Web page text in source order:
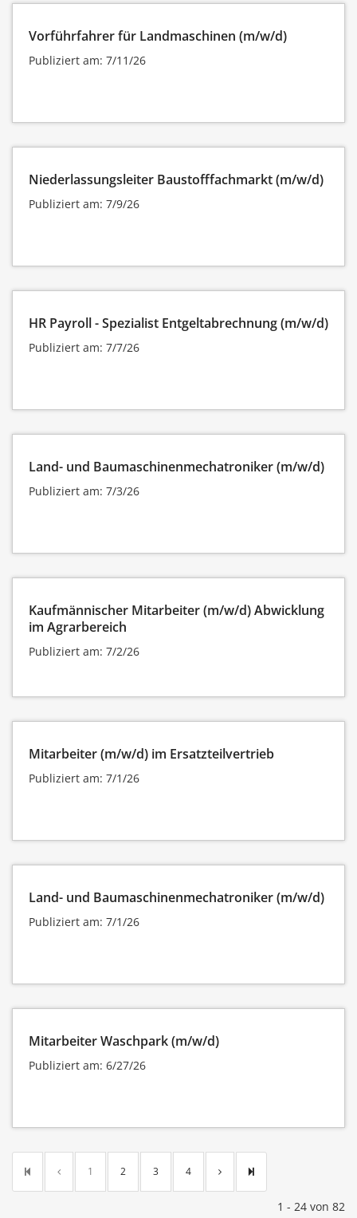
Vorführfahrer für Landmaschinen (m/w/d)
Publiziert am: 7/11/26
Niederlassungsleiter Baustofffachmarkt (m/w/d)
Publiziert am: 7/9/26
HR Payroll - Spezialist Entgeltabrechnung (m/w/d)
Publiziert am: 7/7/26
Land- und Baumaschinenmechatroniker (m/w/d)
Publiziert am: 7/3/26
Kaufmännischer Mitarbeiter (m/w/d) Abwicklung
im Agrarbereich
Publiziert am: 7/2/26
Mitarbeiter (m/w/d) im Ersatzteilvertrieb
Publiziert am: 7/1/26
Land- und Baumaschinenmechatroniker (m/w/d)
Publiziert am: 7/1/26
Mitarbeiter Waschpark (m/w/d)
Publiziert am: 6/27/26
1 2 3 4
1 - 24 von 82